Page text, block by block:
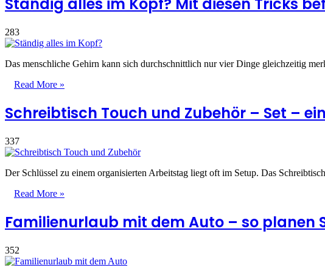
Ständig alles im Kopf? Mit diesen Tricks
283
Das menschliche Gehirn kann sich durchschnittlich nur vier Dinge gleichzeitig
Read More »
Schreibtisch Touch und Zubehör – Set –
337
Der Schlüssel zu einem organisierten Arbeitstag liegt oft im Setup. Das
Read More »
Familienurlaub mit dem Auto – so planen
352